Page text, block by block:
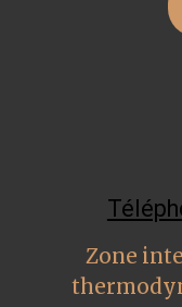
Zone